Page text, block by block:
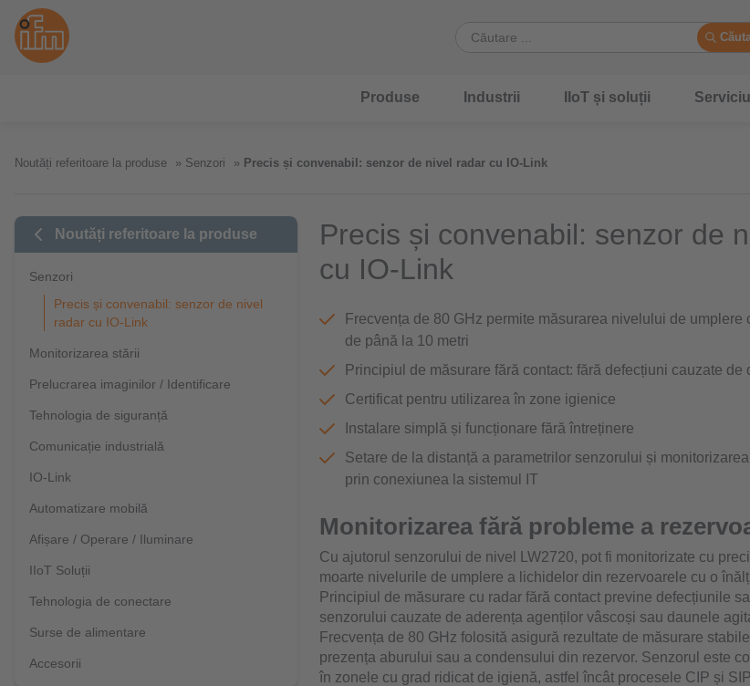
Produse Industrii IIoT și soluții Serviciu
Noutăți referitoare la produse Senzori Precis și convenabil: senzor de nivel radar cu IO-Link
Noutăți referitoare la produse
Senzori
Precis și convenabil: senzor de nivel
radar cu IO-Link
Monitorizarea stării
Prelucrarea imaginilor / Identificare
Tehnologia de siguranță
Comunicație industrială
IO-Link
Automatizare mobilă
Afișare / Operare / Iluminare
IIoT Soluții
Tehnologia de conectare
Surse de alimentare
Accesorii
Precis și convenabil: senzor de
cu IO-Link
Frecvența de 80 GHz permite măsurarea nivelului de umplere
de până la 10 metri
Principiul de măsurare fără contact: fără defecțiuni cauzate de
Certificat pentru utilizarea în zone igienice
Instalare simplă și funcționare fără întreținere
Setare de la distanță a parametrilor senzorului și
prin conexiunea la sistemul IT
Monitorizarea fără probleme a
Cu ajutorul senzorului de nivel LW2720, pot fi monitorizate cu
moarte nivelurile de umplere a lichidelor din rezervoarele cu o
Principiul de măsurare cu radar fără contact previne defecțiunile
senzorului cauzate de aderența agenților vâscoși sau daunele
Frecvența de 80 GHz folosită asigură rezultate de măsurare
prezența aburului sau a condensului din rezervor. Senzorul este
în zonele cu grad ridicat de igienă, astfel încât procesele CIP și